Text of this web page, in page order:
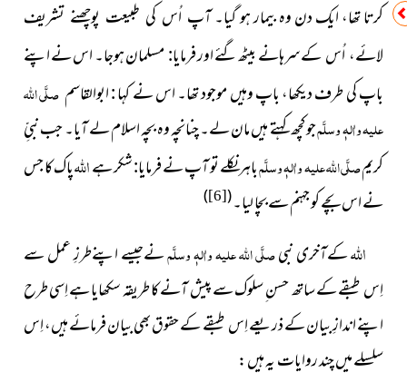
کرتا تھا، ایک دن وہ بیمار ہو گیا۔ آپ اُس کی طبیعت پوچھنے تشریف
لائے، اُس کےسرہانے بیٹھ گئے اور فرمایا:مسلمان ہوجا۔ اس نے اپنے
باپ کی طرف دیکھا، باپ وہیں موجود تھا۔ اس نے کہا:ابوالقاسم صلَّی اللہ
علیہ واٰلہٖ وسلَّمجو کچھ کہتے ہیں مان لے۔ چنانچہ وہ بچہ اسلام لے آیا۔ جب نبیِّ
کریمصلَّی اللہ علیہ واٰلہٖ وسلَّمباہر نکلے تو آپ نے فرمایا:شکر ہےاللہپاک کا جس
نے اس بچے کو جہنم سے بچا لیا۔(
[6]
)
اللہکےآخری نبیصلَّی اللہ علیہ واٰلہٖ وسلَّمنےجیسے اپنےطرزِ عملسے
اِس طبقے کے ساتھ حسن ِ سلوک سے پیش آنے کا طریقہ سکھایا ہے اِسی طرح
اپنے اندازِ بیان کے ذریعے اِس طبقے کے حقوق بھی بیان فرمائے ہیں، اِس
سلسلے میں چند روایات یہ ہیں :